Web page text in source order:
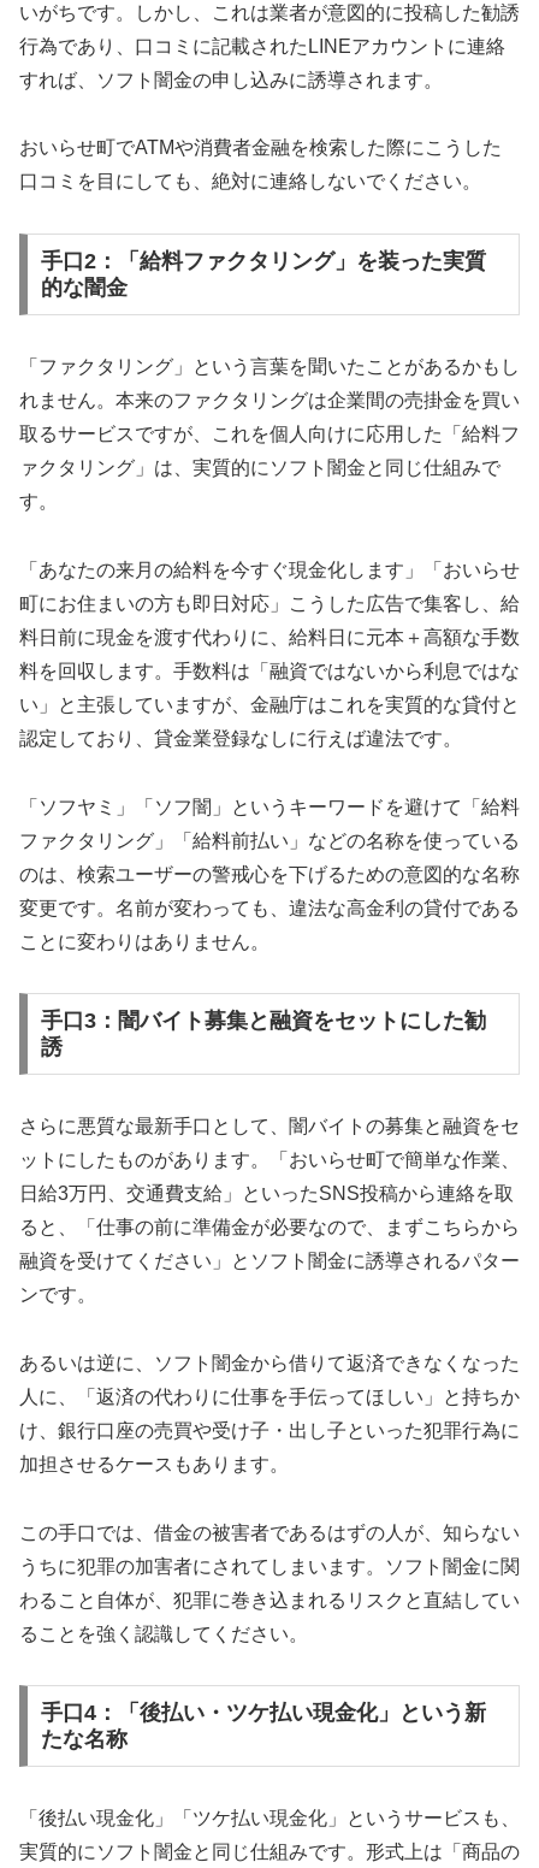
いがちです。しかし、これは業者が意図的に投稿した勧誘
行為であり、口コミに記載されたLINEアカウントに連絡
すれば、ソフト闇金の申し込みに誘導されます。
おいらせ町でATMや消費者金融を検索した際にこうした
口コミを目にしても、絶対に連絡しないでください。
手口2：「給料ファクタリング」を装った実質
的な闇金
「ファクタリング」という言葉を聞いたことがあるかもし
れません。本来のファクタリングは企業間の売掛金を買い
取るサービスですが、これを個人向けに応用した「給料フ
ァクタリング」は、実質的にソフト闇金と同じ仕組みで
す。
「あなたの来月の給料を今すぐ現金化します」「おいらせ
町にお住まいの方も即日対応」こうした広告で集客し、給
料日前に現金を渡す代わりに、給料日に元本＋高額な手数
料を回収します。手数料は「融資ではないから利息ではな
い」と主張していますが、金融庁はこれを実質的な貸付と
認定しており、貸金業登録なしに行えば違法です。
「ソフヤミ」「ソフ闇」というキーワードを避けて「給料
ファクタリング」「給料前払い」などの名称を使っている
のは、検索ユーザーの警戒心を下げるための意図的な名称
変更です。名前が変わっても、違法な高金利の貸付である
ことに変わりはありません。
手口3：闇バイト募集と融資をセットにした勧
誘
さらに悪質な最新手口として、闇バイトの募集と融資をセ
ットにしたものがあります。「おいらせ町で簡単な作業、
日給3万円、交通費支給」といったSNS投稿から連絡を取
ると、「仕事の前に準備金が必要なので、まずこちらから
融資を受けてください」とソフト闇金に誘導されるパター
ンです。
あるいは逆に、ソフト闇金から借りて返済できなくなった
人に、「返済の代わりに仕事を手伝ってほしい」と持ちか
け、銀行口座の売買や受け子・出し子といった犯罪行為に
加担させるケースもあります。
この手口では、借金の被害者であるはずの人が、知らない
うちに犯罪の加害者にされてしまいます。ソフト闇金に関
わること自体が、犯罪に巻き込まれるリスクと直結してい
ることを強く認識してください。
手口4：「後払い・ツケ払い現金化」という新
たな名称
「後払い現金化」「ツケ払い現金化」というサービスも、
実質的にソフト闇金と同じ仕組みです。形式上は「商品の